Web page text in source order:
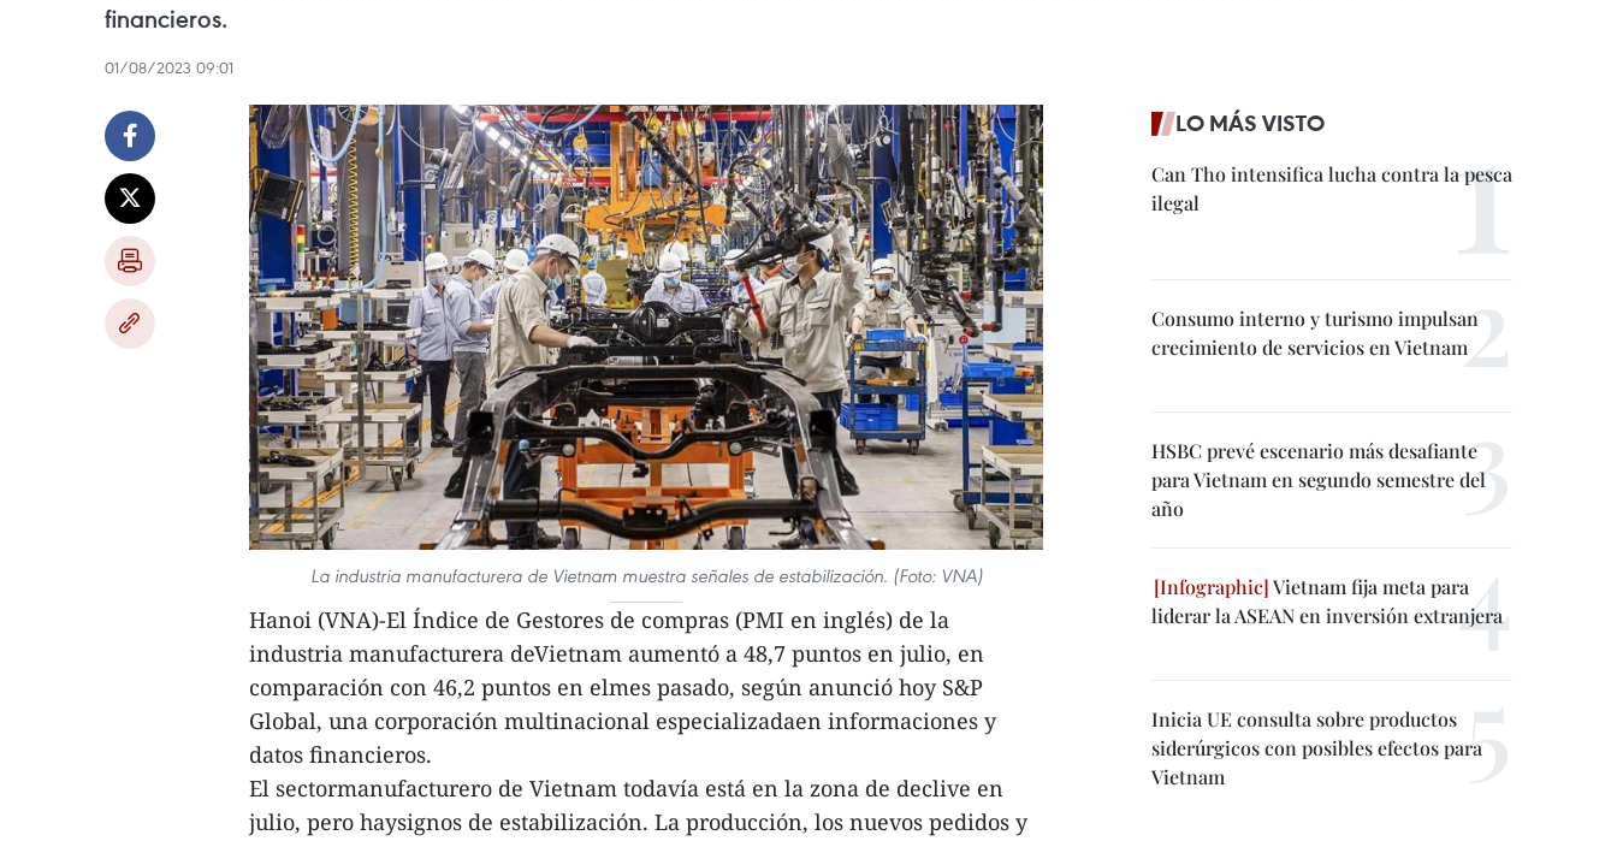
financieros.
01/08/2023 09:01
La industria manufacturera de Vietnam muestra señales de estabilización. (Foto: VNA)
Hanoi (VNA)-El Índice de Gestores de compras (PMI en inglés) de la
industria manufacturera deVietnam aumentó a 48,7 puntos en julio, en
comparación con 46,2 puntos en elmes pasado, según anunció hoy S&P
Global, una corporación multinacional especializadaen informaciones y
datos financieros.
El sectormanufacturero de Vietnam todavía está en la zona de declive en
julio, pero haysignos de estabilización. La producción, los nuevos pedidos y
LO MÁS VISTO
Can Tho intensifica lucha contra la pesca
ilegal
Consumo interno y turismo impulsan
crecimiento de servicios en Vietnam
HSBC prevé escenario más desafiante
para Vietnam en segundo semestre del
año
Vietnam fija meta para
liderar la ASEAN en inversión extranjera
Inicia UE consulta sobre productos
siderúrgicos con posibles efectos para
Vietnam